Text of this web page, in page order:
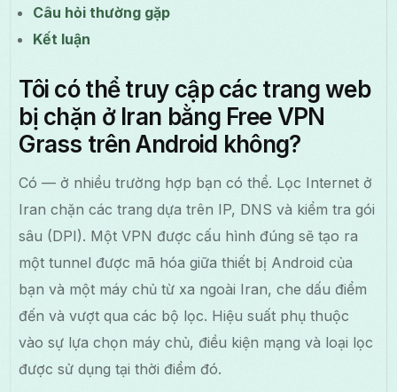
Câu hỏi thường gặp
Kết luận
Tôi có thể truy cập các trang web
bị chặn ở Iran bằng Free VPN
Grass trên Android không?
Có — ở nhiều trường hợp bạn có thể. Lọc Internet ở
Iran chặn các trang dựa trên IP, DNS và kiểm tra gói
sâu (DPI). Một VPN được cấu hình đúng sẽ tạo ra
một tunnel được mã hóa giữa thiết bị Android của
bạn và một máy chủ từ xa ngoài Iran, che dấu điểm
đến và vượt qua các bộ lọc. Hiệu suất phụ thuộc
vào sự lựa chọn máy chủ, điều kiện mạng và loại lọc
được sử dụng tại thời điểm đó.